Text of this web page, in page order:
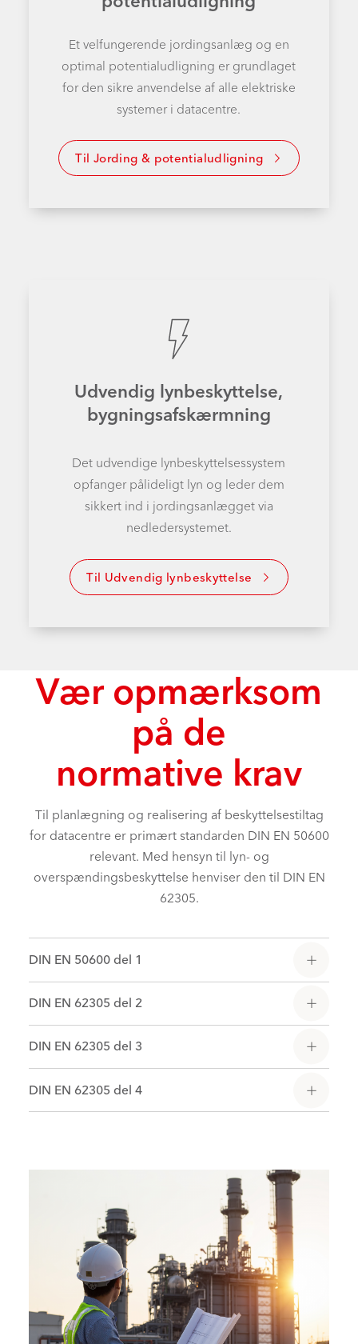
Et velfungerende jordingsanlæg og en
optimal potentialudligning er grundlaget
for den sikre anvendelse af alle elektriske
systemer i datacentre.
Til Jording & potentialudligning
Udvendig lynbeskyttelse,
bygningsafskærmning
Det udvendige lynbeskyttelsessystem
opfanger pålideligt lyn og leder dem
sikkert ind i jordingsanlægget via
nedledersystemet.
Til Udvendig lynbeskyttelse
Vær opmærksom
på de
normative krav
Til planlægning og realisering af beskyttelsestiltag
for datacentre er primært standarden DIN EN 50600
relevant. Med hensyn til lyn- og
overspændingsbeskyttelse henviser den til DIN EN
62305.
DIN EN 50600 del 1
DIN EN 62305 del 2
DIN EN 62305 del 3
DIN EN 62305 del 4